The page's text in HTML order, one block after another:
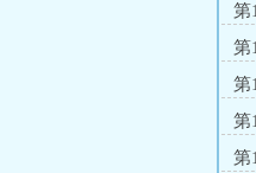
第
第
第
第
第